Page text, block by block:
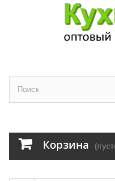
Корзина